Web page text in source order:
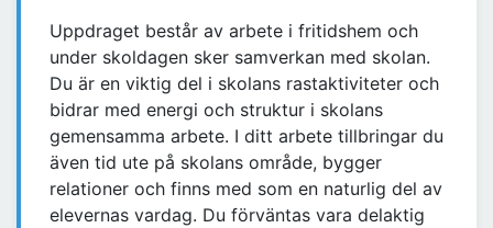
Uppdraget består av arbete i fritidshem och
under skoldagen sker samverkan med skolan.
Du är en viktig del i skolans rastaktiviteter och
bidrar med energi och struktur i skolans
gemensamma arbete. I ditt arbete tillbringar du
även tid ute på skolans område, bygger
relationer och finns med som en naturlig del av
elevernas vardag. Du förväntas vara delaktig